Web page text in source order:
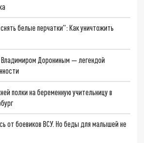
белые перчатки": Как уничтожить
Дорониным — легендой
полки на беременную учительницу в
от боевиков ВСУ. Но беды для малышей не